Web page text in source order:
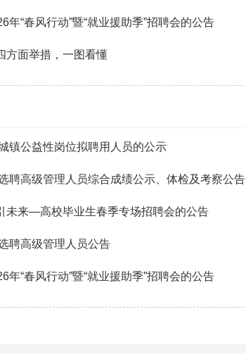
“春风行动”暨“就业援助季”招聘会的公告
方面举措，一图看懂
镇公益性岗位拟聘用人员的公示
聘高级管理人员综合成绩公示、体检及考察公告
未来—高校毕业生春季专场招聘会的公告
聘高级管理人员公告
“春风行动”暨“就业援助季”招聘会的公告